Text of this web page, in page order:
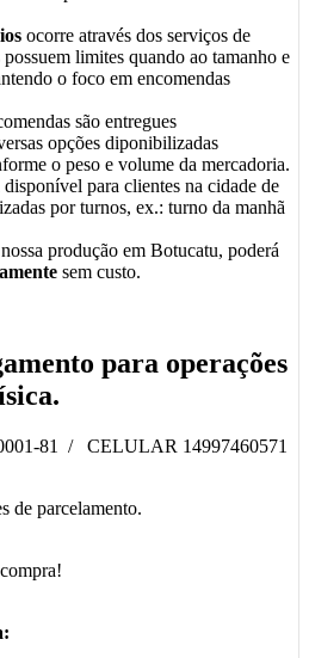
ocorre através dos serviços de
limites quando ao tamanho e
o foco em encomendas
são entregues
opções diponibilizadas
o peso e volume da mercadoria.
disponível para clientes na cidade de
por turnos, ex.: turno da manhã
produção em Botucatu, poderá
sem custo.
para operações
.
81 / CELULAR 14997460571
de parcelamento.